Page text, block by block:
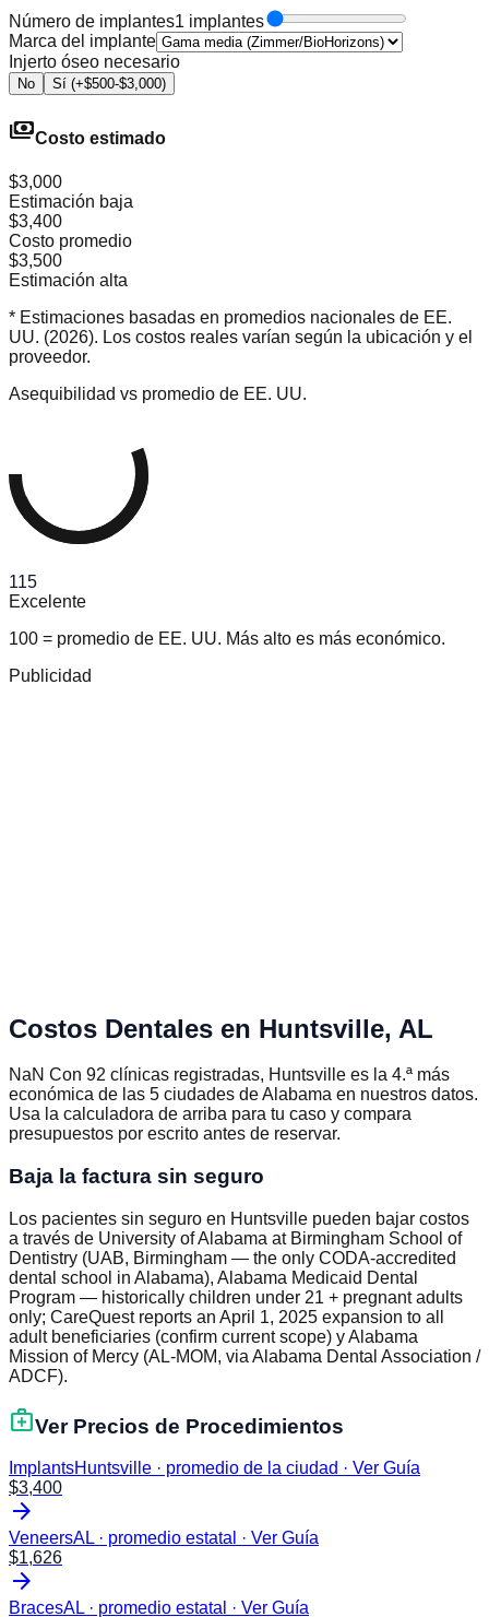
Número de implantes1 implantes
Marca del implante
Injerto óseo necesario
No Sí (+$500-$3,000)
paymentsCosto estimado
$3,000
Estimación baja
$3,400
Costo promedio
$3,500
Estimación alta
* Estimaciones basadas en promedios nacionales de EE.
UU. (2026). Los costos reales varían según la ubicación y el
proveedor.
Asequibilidad vs promedio de EE. UU.
115
Excelente
100 = promedio de EE. UU. Más alto es más económico.
Publicidad
Costos Dentales en Huntsville, AL
NaN Con 92 clínicas registradas, Huntsville es la 4.ª más
económica de las 5 ciudades de Alabama en nuestros datos.
Usa la calculadora de arriba para tu caso y compara
presupuestos por escrito antes de reservar.
Baja la factura sin seguro
Los pacientes sin seguro en Huntsville pueden bajar costos
a través de University of Alabama at Birmingham School of
Dentistry (UAB, Birmingham — the only CODA-accredited
dental school in Alabama), Alabama Medicaid Dental
Program — historically children under 21 + pregnant adults
only; CareQuest reports an April 1, 2025 expansion to all
adult beneficiaries (confirm current scope) y Alabama
Mission of Mercy (AL-MOM, via Alabama Dental Association /
ADCF).
medical_servicesVer Precios de Procedimientos
ImplantsHuntsville · promedio de la ciudad · Ver Guía
$3,400
arrow_forward
VeneersAL · promedio estatal · Ver Guía
$1,626
arrow_forward
BracesAL · promedio estatal · Ver Guía